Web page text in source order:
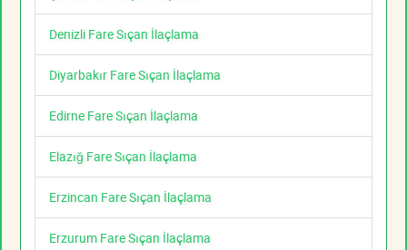
Denizli Fare Sıçan İlaçlama
Diyarbakır Fare Sıçan İlaçlama
Edirne Fare Sıçan İlaçlama
Elazığ Fare Sıçan İlaçlama
Erzincan Fare Sıçan İlaçlama
Erzurum Fare Sıçan İlaçlama